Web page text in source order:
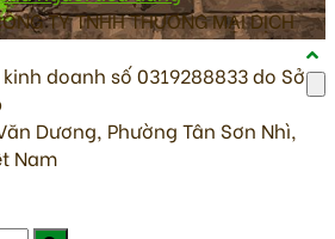
TY TNHH THƯƠNG MẠI DỊCH
doanh số 0319288833 do Sở
Dương, Phường Tân Sơn Nhì,
Nam